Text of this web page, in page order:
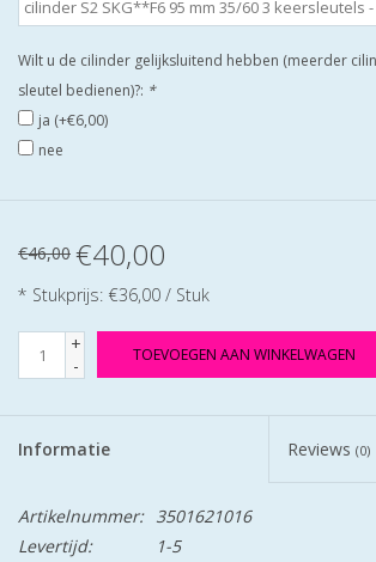
DEURSCHILDEN VOOR
BUITEN
waakborden
Wilt u de cilinder gelijksluitend hebben (meerder
sleutel bedienen)?: *
ja (+€6,00)
nee
€46,00 €40,00
* Stukprijs: €36,00 / Stuk
+
-
TOEVOEGEN AAN WINKELWAGEN
Informatie Reviews (0)
Artikelnummer: 3501621016
Levertijd:
1-5